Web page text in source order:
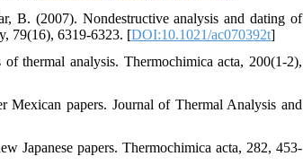
B. (2007). Nondestructive analysis and dating of
79(16), 6319-6323. [DOI:10.1021/ac070392t]
thermal analysis. Thermochimica acta, 200(1-2),
papers. Journal of Thermal Analysis and
Japanese papers. Thermochimica acta, 282, 453-